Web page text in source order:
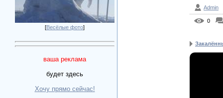
[Весёлые фото]
ваша реклама
будет здесь
Хочу прямо сейчас!
Admin
0